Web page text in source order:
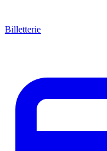
Billetterie